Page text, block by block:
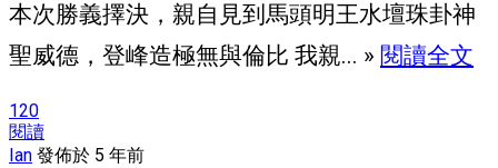
本次勝義擇決，親自見到馬頭明王水壇珠卦神
聖威德，登峰造極無與倫比 我親... » 閱讀全文
120
閱讀
Ian 發佈於 5 年前